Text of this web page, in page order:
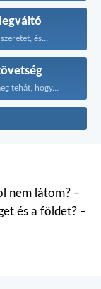
szeretet, és...
tehát, hogy...
nem látom? –
és a földet? –